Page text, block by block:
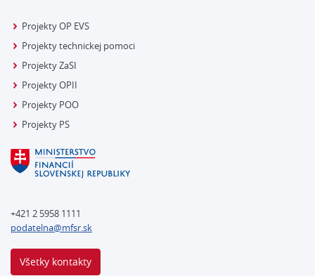
Projekty OP EVS
Projekty technickej pomoci
Projekty ZaSI
Projekty OPII
Projekty POO
Projekty PS
+421 2 5958 1111
podatelna@mfsr.sk
Všetky kontakty